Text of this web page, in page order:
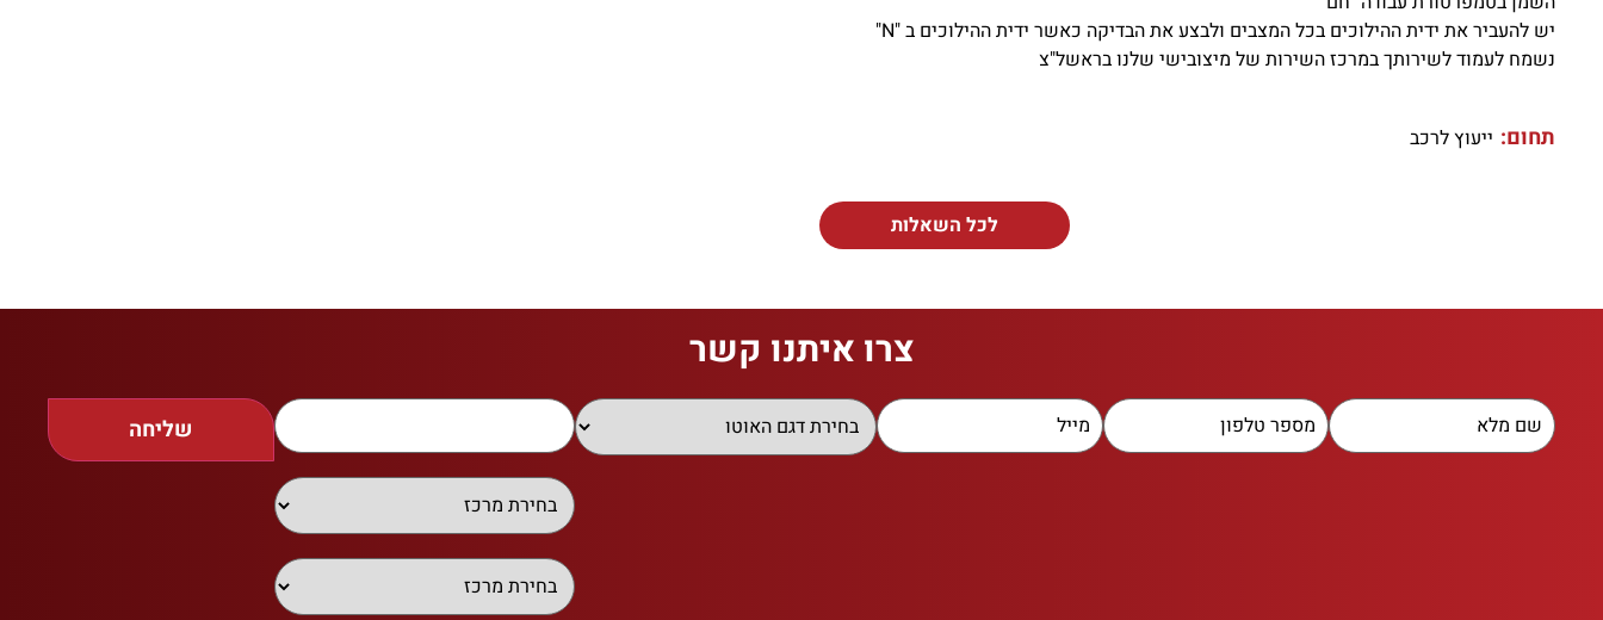
יש להעביר את ידית ההילוכים בכל המצבים ולבצע את הבדיקה כאשר ידית ההילוכים ב "N"
נשמח לעמוד לשירותך במרכז השירות של מיצובישי שלנו בראשל"צ
תחום: ייעוץ לרכב
לכל השאלות
צרו איתנו קשר
שליחה